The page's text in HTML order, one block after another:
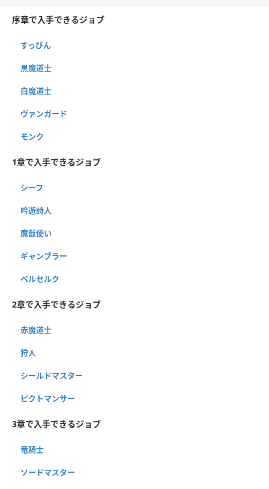
序章で入手できるジョブ
すっぴん
黒魔道士
白魔道士
ヴァンガード
モンク
1章で入手できるジョブ
シーフ
吟遊詩人
魔獣使い
ギャンブラー
ベルセルク
2章で入手できるジョブ
赤魔道士
狩人
シールドマスター
ピクトマンサー
3章で入手できるジョブ
竜騎士
ソードマスター